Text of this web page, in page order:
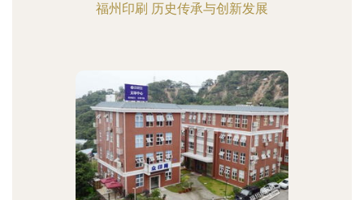
福州印刷 历史传承与创新发展